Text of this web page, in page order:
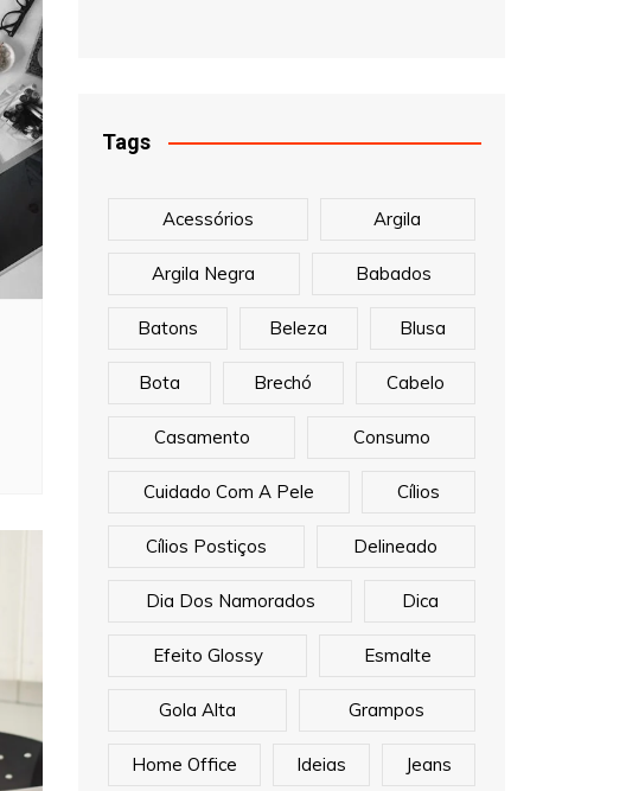
Tags
Acessórios Argila
Argila Negra Babados
Batons Beleza Blusa
Bota Brechó Cabelo
Casamento Consumo
Cuidado Com A Pele Cílios
Cílios Postiços Delineado
Dia Dos Namorados Dica
Efeito Glossy Esmalte
Gola Alta Grampos
Home Office Ideias Jeans